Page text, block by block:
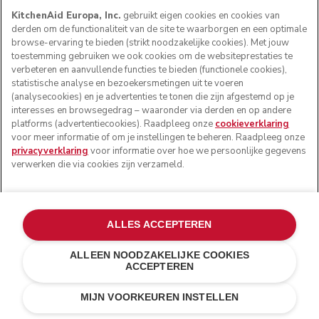
VOLG ONS
© KitchenAid 2026 - Alle rechten voorbehouden.
KitchenAid en het design van de mixer zijn handelsmerken
in de Verenigde Staten en andere landen.
Mijn cookies beheren Privacyverklaring
KitchenAid Europa, Inc. gebruikt eigen cookies en cookies van
derden om de functionaliteit van de site te waarborgen en een optimale
browse-ervaring te bieden (strikt noodzakelijke cookies). Met jouw
toestemming gebruiken we ook cookies om de websiteprestaties te
verbeteren en aanvullende functies te bieden (functionele cookies),
statistische analyse en bezoekersmetingen uit te voeren
(analysecookies) en je advertenties te tonen die zijn afgestemd op je
interesses en browsegedrag – waaronder via derden en op andere
platforms (advertentiecookies). Raadpleeg onze cookieverklaring
voor meer informatie of om je instellingen te beheren. Raadpleeg onze
privacyverklaring voor informatie over hoe we persoonlijke gegevens
verwerken die via cookies zijn verzameld.
MIJN VOORKEUREN INSTELLEN
ALLEEN NOODZAKELIJKE COOKIES
ACCEPTEREN
ALLES ACCEPTEREN